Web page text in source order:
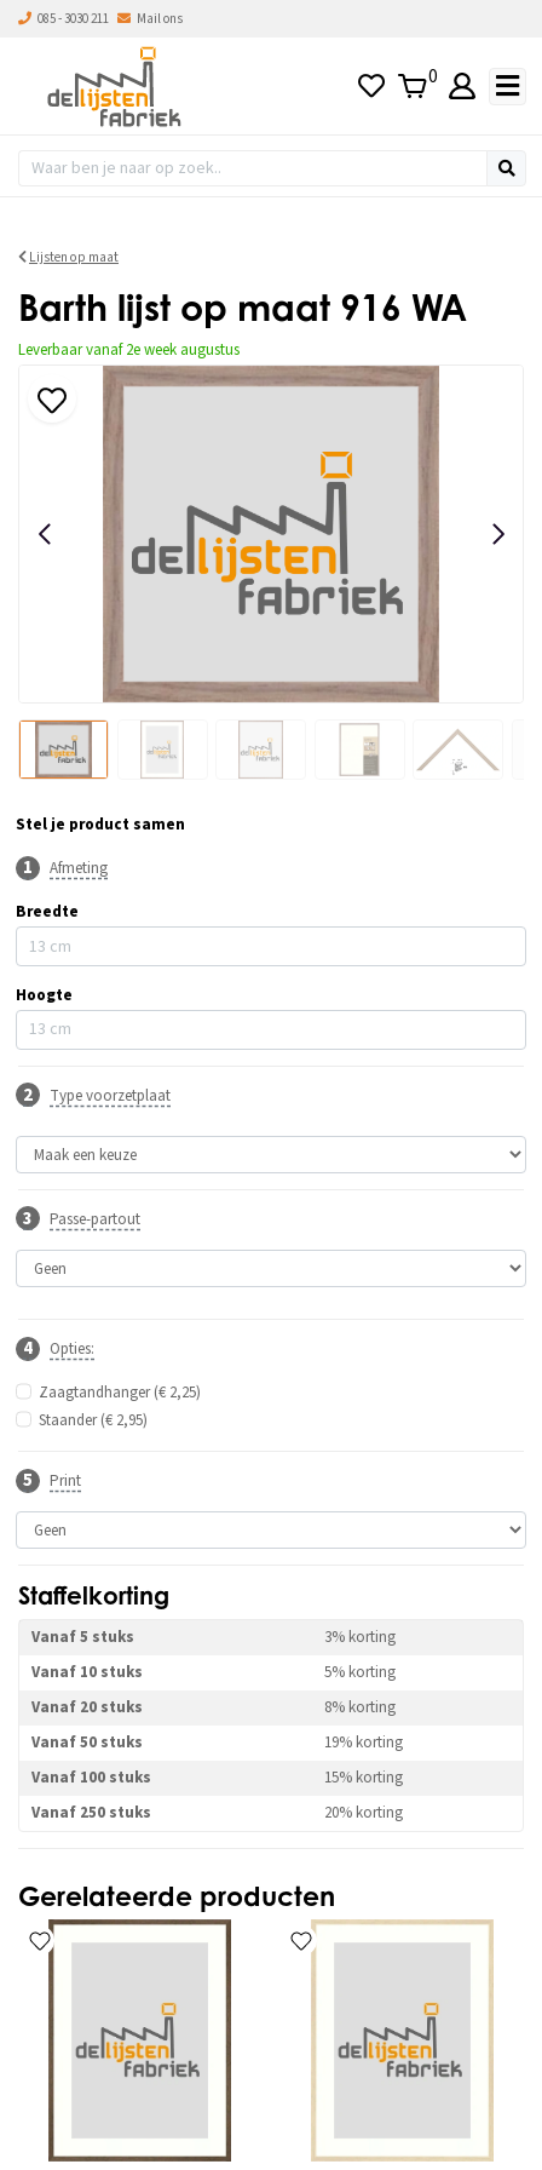
085 - 3030 211 Mail ons
0
Lijsten op maat
Barth lijst op maat 916 WA
Stel je product samen
Afmeting
Breedte
Hoogte
Type voorzetplaat
Passe-partout
Opties:
Zaagtandhanger (€ 2,25)
Staander (€ 2,95)
Print
Staffelkorting
Vanaf 5 stuks
3% korting
Vanaf 10 stuks
5% korting
Vanaf 20 stuks
8% korting
Vanaf 50 stuks
19% korting
Vanaf 100 stuks
15% korting
Vanaf 250 stuks
20% korting
Leverbaar vanaf 2e week augustus
Gerelateerde producten